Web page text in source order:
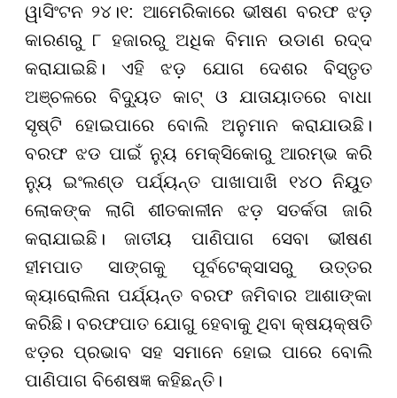
ୱାସିଂଟନ ୨୪।୧: ଆମେରିକାରେ ଭୀଷଣ ବରଫ ଝଡ଼
କାରଣରୁ ୮ ହଜାରରୁ ଅଧିକ ବିମାନ ଉଡାଣ ରଦ୍ଦ
କରାଯାଇଛି। ଏହି ଝଡ଼ ଯୋଗ ଦେଶର ବିସ୍ତୃତ
ଅଞ୍ଚଳରେ ବିଦ୍ୟୁତ କାଟ୍ ଓ ଯାତାୟାତରେ ବାଧା
ସୃଷ୍ଟି ହୋଇପାରେ ବୋଲି ଅନୁମାନ କରାଯାଉଛି।
ବରଫ ଝଡ ପାଇଁ ନ୍ୟୁ ମେକ୍ସିକୋରୁ ଆରମ୍ଭ କରି
ନ୍ୟୁ ଇଂଲଣ୍ଡ ପର୍ଯ୍ୟନ୍ତ ପାଖାପାଖି ୧୪୦ ନିୟୁତ
ଲୋକଙ୍କ ଲାଗି ଶୀତକାଳୀନ ଝଡ଼ ସତର୍କତା ଜାରି
କରାଯାଇଛି। ଜାତୀୟ ପାଣିପାଗ ସେବା ଭୀଷଣ
ହୀମପାତ ସାଙ୍ଗକୁ ପୂର୍ବଟେକ୍ସାସରୁ ଉତ୍ତର
କ୍ୟାରୋଲିନା ପର୍ଯ୍ୟନ୍ତ ବରଫ ଜମିବାର ଆଶାଙ୍କା
କରିଛି। ବରଫପାତ ଯୋଗୁ ହେବାକୁ ଥିବା କ୍ଷୟକ୍ଷତି
ଝଡ଼ର ପ୍ରଭାବ ସହ ସମାନେ ହୋଇ ପାରେ ବୋଲି
ପାଣିପାଗ ବିଶେଷଜ୍ଞ କହିଛନ୍ତି।